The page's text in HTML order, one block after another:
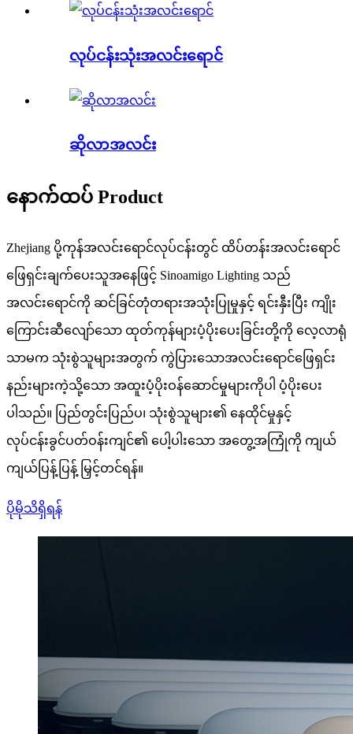
လုပ်ငန်းသုံးအလင်းရောင်
ဆိုလာအလင်း
နောက်ထပ် Product
Zhejiang ပို့ကုန်အလင်းရောင်လုပ်ငန်းတွင် ထိပ်တန်းအလင်းရောင်
ဖြေရှင်းချက်ပေးသူအနေဖြင့် Sinoamigo Lighting သည်
အလင်းရောင်ကို ဆင်ခြင်တုံတရားအသုံးပြုမှုနှင့် ရင်းနှီးပြီး ကျိုး
ကြောင်းဆီလျော်သော ထုတ်ကုန်များပံ့ပိုးပေးခြင်းတို့ကို လေ့လာရုံ
သာမက သုံးစွဲသူများအတွက် ကွဲပြားသောအလင်းရောင်ဖြေရှင်း
နည်းများကဲ့သို့သော အထူးပံ့ပိုးဝန်ဆောင်မှုများကိုပါ ပံ့ပိုးပေး
ပါသည်။ ပြည်တွင်းပြည်ပ၊ သုံးစွဲသူများ၏ နေထိုင်မှုနှင့်
လုပ်ငန်းခွင်ပတ်ဝန်းကျင်၏ ပေါ့ပါးသော အတွေ့အကြုံကို ကျယ်
ကျယ်ပြန့်ပြန့် မြှင့်တင်ရန်။
ပိုမိုသိရှိရန်